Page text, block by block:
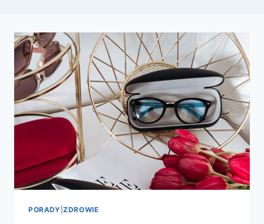
PORADY |ZDROWIE